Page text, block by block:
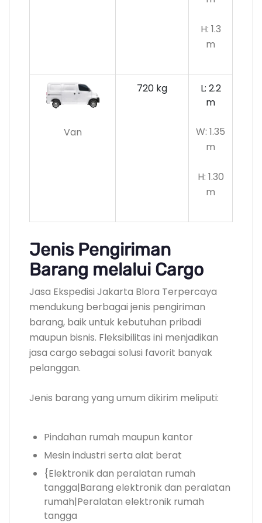
H: 1.3
m
Van
720 kg
L: 2.2
m
W: 1.35
m
H: 1.30
m
Jenis Pengiriman
Barang melalui Cargo
Jasa Ekspedisi Jakarta Blora Terpercaya
mendukung berbagai jenis pengiriman
barang, baik untuk kebutuhan pribadi
maupun bisnis. Fleksibilitas ini menjadikan
jasa cargo sebagai solusi favorit banyak
pelanggan.
Jenis barang yang umum dikirim meliputi:
Pindahan rumah maupun kantor
Mesin industri serta alat berat
{Elektronik dan peralatan rumah
tangga|Barang elektronik dan peralatan
rumah|Peralatan elektronik rumah
tangga